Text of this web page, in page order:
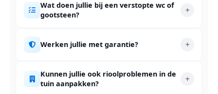
Wat doen jullie bij een verstopte wc of
gootsteen?
Werken jullie met garantie?
Kunnen jullie ook rioolproblemen in de
tuin aanpakken?